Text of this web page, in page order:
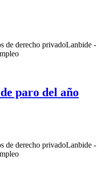
de derecho privadoLanbide -
paro del año
de derecho privadoLanbide -